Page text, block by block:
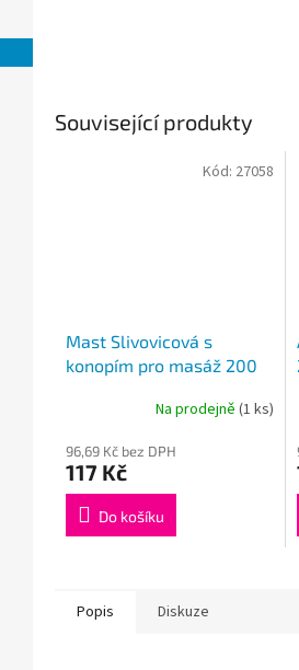
Související produkty
Mast Slivovicová s
konopím pro masáž 200
Na prodejně (1 ks)
96,69 Kč bez DPH
117 Kč
Do košíku
Kód: 27058
Popis Diskuze